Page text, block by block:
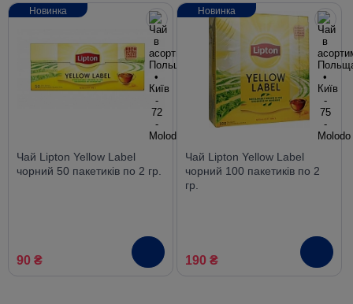
Чай Lipton Yellow Label
чорний 50 пакетиків по 2 гр.
90 ₴
Новинка
Чай Lipton Yellow Label
чорний 100 пакетиків по 2
гр.
190 ₴
Новинка